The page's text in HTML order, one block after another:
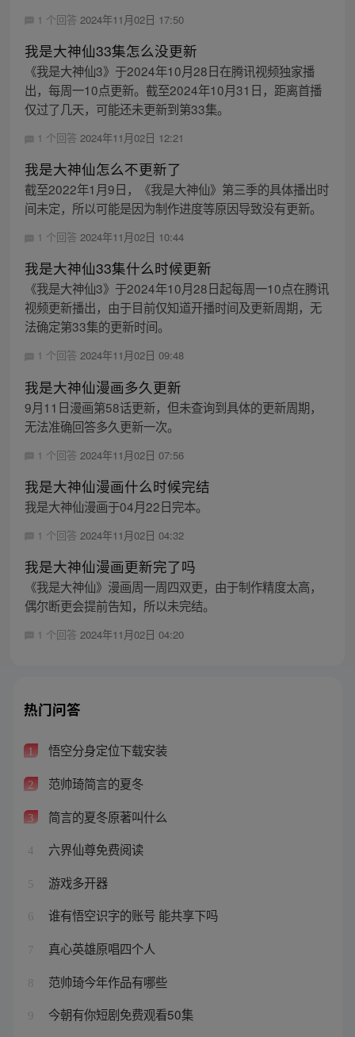
1 个回答 2024年11月02日 17:50
我是大神仙33集怎么没更新
《我是大神仙3》于2024年10月28日在腾讯视频独家播
出，每周一10点更新。截至2024年10月31日，距离首播
仅过了几天，可能还未更新到第33集。
1 个回答 2024年11月02日 12:21
我是大神仙怎么不更新了
截至2022年1月9日，《我是大神仙》第三季的具体播出时
间未定，所以可能是因为制作进度等原因导致没有更新。
1 个回答 2024年11月02日 10:44
我是大神仙33集什么时候更新
《我是大神仙3》于2024年10月28日起每周一10点在腾讯
视频更新播出，由于目前仅知道开播时间及更新周期，无
法确定第33集的更新时间。
1 个回答 2024年11月02日 09:48
我是大神仙漫画多久更新
9月11日漫画第58话更新，但未查询到具体的更新周期，
无法准确回答多久更新一次。
1 个回答 2024年11月02日 07:56
我是大神仙漫画什么时候完结
我是大神仙漫画于04月22日完本。
1 个回答 2024年11月02日 04:32
我是大神仙漫画更新完了吗
《我是大神仙》漫画周一周四双更，由于制作精度太高，
偶尔断更会提前告知，所以未完结。
1 个回答 2024年11月02日 04:20
热门问答
1 悟空分身定位下载安装
2 范帅琦简言的夏冬
3 简言的夏冬原著叫什么
4 六界仙尊免费阅读
5 游戏多开器
6 谁有悟空识字的账号 能共享下吗
7 真心英雄原唱四个人
8 范帅琦今年作品有哪些
9 今朝有你短剧免费观看50集